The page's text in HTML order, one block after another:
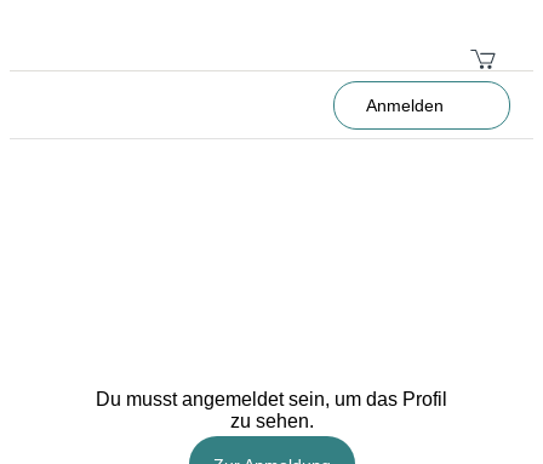
Anmelden
Du musst angemeldet sein, um das Profil
zu sehen.